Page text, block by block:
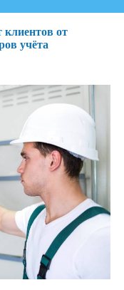
клиентов от
учёта